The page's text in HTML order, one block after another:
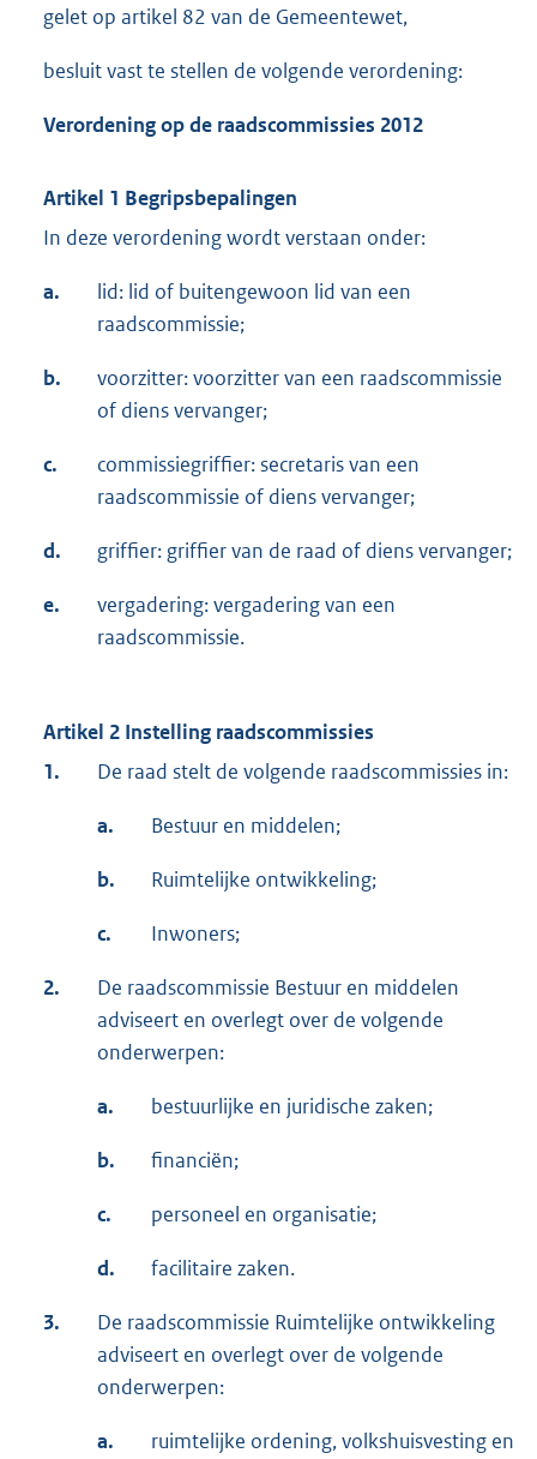
gelet op artikel 82 van de Gemeentewet,
besluit vast te stellen de volgende verordening:
Verordening op de raadscommissies 2012
Artikel 1 Begripsbepalingen
In deze verordening wordt verstaan onder:
a.
lid: lid of buitengewoon lid van een
raadscommissie;
b.
voorzitter: voorzitter van een raadscommissie
of diens vervanger;
c.
commissiegriffier: secretaris van een
raadscommissie of diens vervanger;
d. griffier: griffier van de raad of diens vervanger;
e.
vergadering: vergadering van een
raadscommissie.
Artikel 2 Instelling raadscommissies
1.
De raad stelt de volgende raadscommissies in:
a. Bestuur en middelen;
b. Ruimtelijke ontwikkeling;
c. Inwoners;
2.
De raadscommissie Bestuur en middelen
adviseert en overlegt over de volgende
onderwerpen:
a. bestuurlijke en juridische zaken;
b. financiën;
c. personeel en organisatie;
d. facilitaire zaken.
3.
De raadscommissie Ruimtelijke ontwikkeling
adviseert en overlegt over de volgende
onderwerpen:
a.
ruimtelijke ordening, volkshuisvesting en